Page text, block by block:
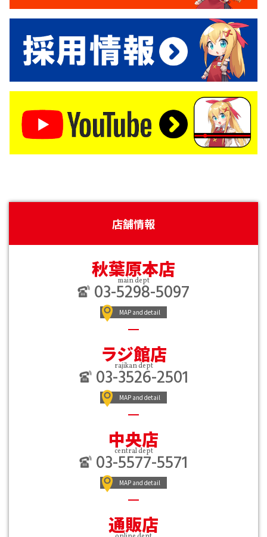
店舗情報
秋葉原本店
main dept
03-5298-5097
MAP and detail
ラジ館店
rajikan dept
03-3526-2501
MAP and detail
中央店
central dept
03-5577-5571
MAP and detail
通販店